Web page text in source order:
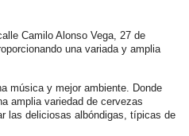
Camilo Alonso Vega, 27 de
una variada y amplia
música y mejor ambiente. Donde
amplia variedad de cervezas
las deliciosas albóndigas, típicas de